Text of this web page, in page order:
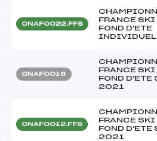
ONAF0022.FFS
FRANCE SKI
FOND D'ETE
ONAF0016
FRANCE SKI
FOND D'ETE
2021
ONAF0012.FFS
FRANCE SKI
FOND D'ETE
2021